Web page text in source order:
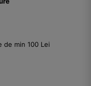
de min 100 Lei